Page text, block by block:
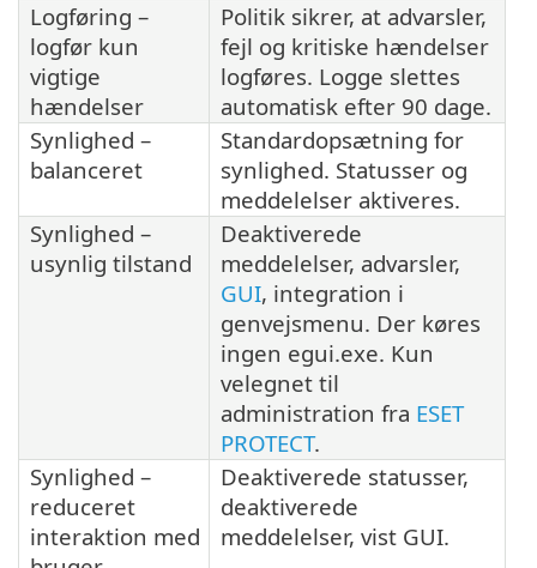
Logføring –
logfør kun
vigtige
hændelser
Politik sikrer, at advarsler,
fejl og kritiske hændelser
logføres. Logge slettes
automatisk efter 90 dage.
Synlighed –
balanceret
Standardopsætning for
synlighed. Statusser og
meddelelser aktiveres.
Synlighed –
usynlig tilstand
Deaktiverede
meddelelser, advarsler,
GUI, integration i
genvejsmenu. Der køres
ingen egui.exe. Kun
velegnet til
administration fra ESET
PROTECT.
Synlighed –
reduceret
interaktion med
Deaktiverede statusser,
deaktiverede
meddelelser, vist GUI.